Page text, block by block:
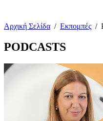
Αρχική Σελίδα / Εκπομπές /
PODCASTS